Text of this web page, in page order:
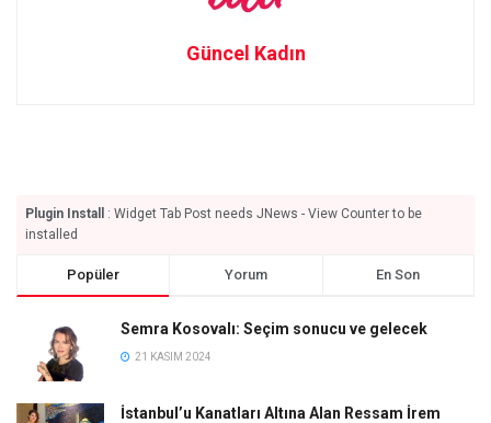
Güncel Kadın
Plugin Install
: Widget Tab Post needs JNews - View Counter to be
installed
Popüler Yorum En Son
Semra Kosovalı: Seçim sonucu ve gelecek
21 KASIM 2024
İstanbul’u Kanatları Altına Alan Ressam İrem